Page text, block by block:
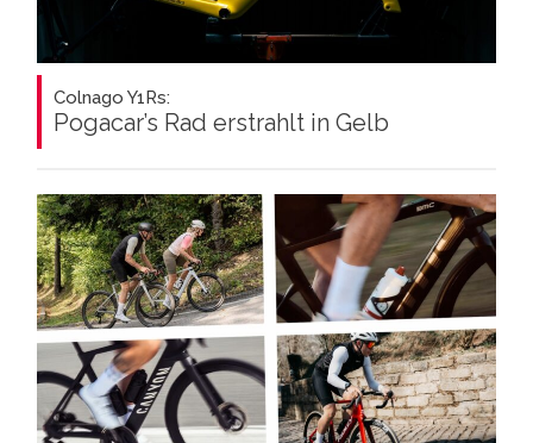
Colnago Y1Rs:
Pogacar’s Rad erstrahlt in Gelb